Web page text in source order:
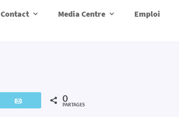
Contact Media Centre Emploi
0
PARTAGES